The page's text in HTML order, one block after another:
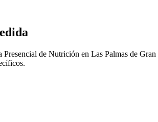
Presencial de Nutrición en Las Palmas de